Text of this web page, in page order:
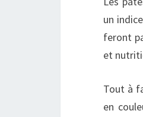
un
feront
et
Tout à
en